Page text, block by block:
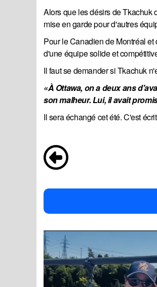
Alors que les désirs de Tkachuk
mise en garde pour d'autres
Pour le Canadien de Montréal
d'une équipe solide et
Il faut se demander si Tkachuk
«À Ottawa, on a deux ans
son malheur. Lui, il avait
Il sera échangé cet été. C'est